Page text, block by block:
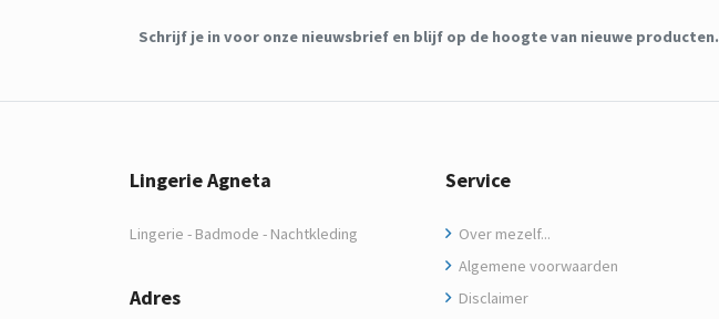
Schrijf je in voor onze nieuwsbrief en blijf op de hoogte van nieuwe producten.
Lingerie Agneta
Lingerie - Badmode - Nachtkleding
Adres
Service
Over mezelf...
Algemene voorwaarden
Disclaimer